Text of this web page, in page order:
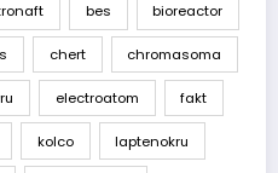
bes bioreactor
chert chromasoma
electroatom fakt
kolco laptenokru